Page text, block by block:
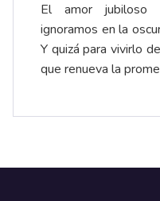
El amor jubiloso
ignoramos en la
Y quizá para vivirlo
que renueva la